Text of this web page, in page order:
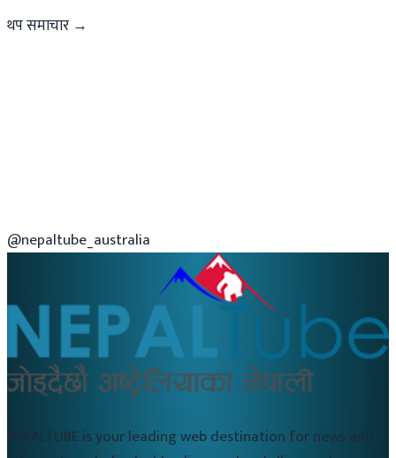
थप समाचार →
@nepaltube_australia
NEPALTUBE is your leading web destination for news and